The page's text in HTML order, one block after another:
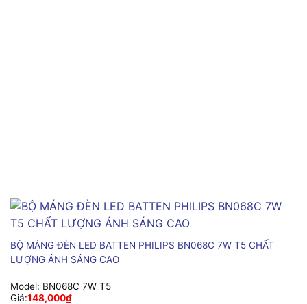
BỘ MÁNG ĐÈN LED BATTEN PHILIPS BN068C 7W T5 CHẤT
LƯỢNG ÁNH SÁNG CAO
Model: BN068C 7W T5
Giá:148,000₫